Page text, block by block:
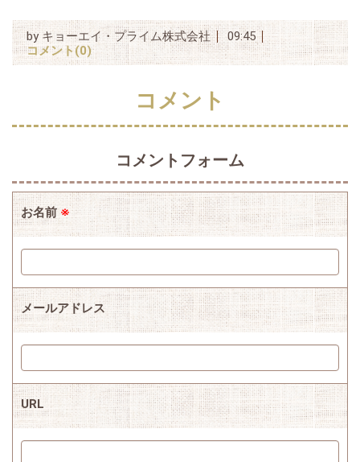
byキョーエイ・プライム株式会社
09:45
コメント(0)
コメント
コメントフォーム
お名前 ※
メールアドレス
URL